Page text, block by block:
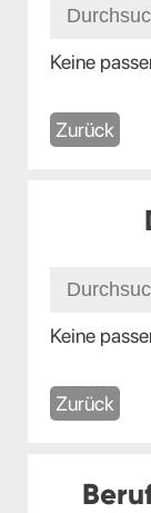
Keine
Zurück
Keine
Zurück